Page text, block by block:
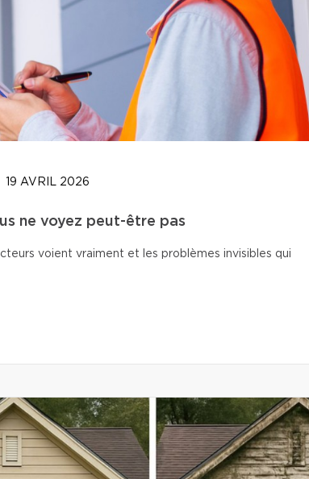
19 AVRIL 2026
ne voyez peut-être pas
voient vraiment et les problèmes invisibles qui